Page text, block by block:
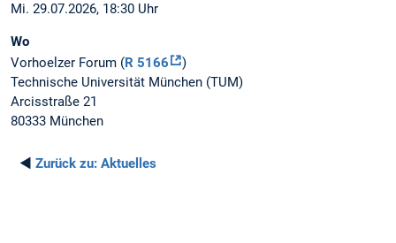
Mi. 29.07.2026, 18:30 Uhr
Wo
Vorhoelzer Forum (R 5166
)
Technische Universität München (TUM)
Arcisstraße 21
80333 München
◄ Zurück zu: Aktuelles